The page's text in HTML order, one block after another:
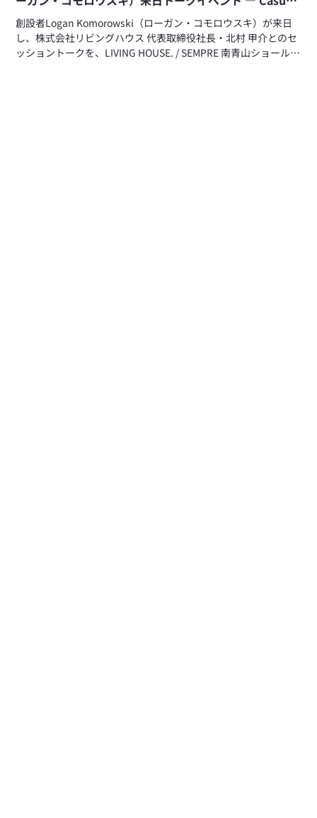
Luxury と世界の空間事例
創設者Logan Komorowski（ローガン・コモロウスキ）が来日
し、株式会社リビングハウス 代表取締役社長・北村 甲介とのセ
ッショントークを、LIVING HOUSE. / SEMPRE 南青山ショールー